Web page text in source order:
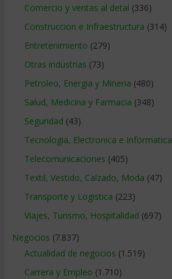
Comercio y ventas al detal (336)
Construccion e Infraestructura (314)
Entretenimiento (279)
Otras industrias (73)
Petroleo, Energia y Mineria (480)
Salud, Medicina y Farmacia (348)
Seguridad (43)
Tecnologia, Electronica e Informatica
Telecomunicaciones (405)
Textil, Vestido, Calzado, Moda (47)
Transporte y Logistica (223)
Viajes, Turismo, Hospitalidad (697)
Negocios (7.837)
Actualidad de negocios (1.519)
Carrera y Empleo (1.710)